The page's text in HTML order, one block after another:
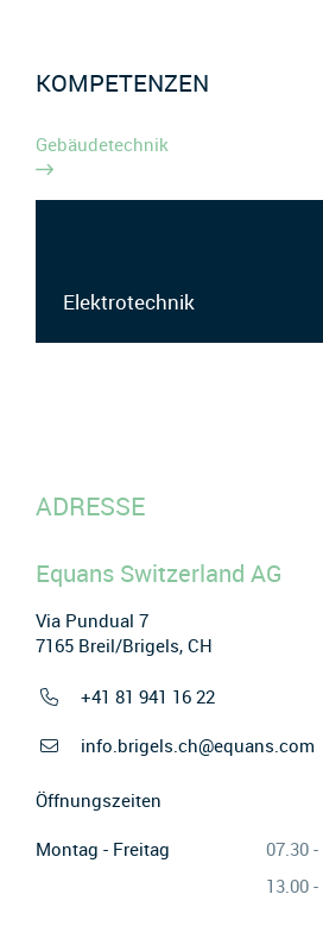
KOMPETENZEN
Gebäudetechnik
Elektrotechnik
ADRESSE
Equans Switzerland AG
Via Pundual 7
7165 Breil/Brigels, CH
+41 81 941 16 22
info.brigels.ch@equans.com
Öffnungszeiten
Montag - Freitag
07.30
13.00